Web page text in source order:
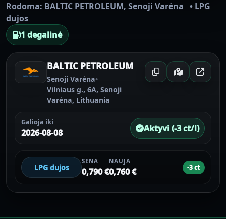
Rodoma: BALTIC PETROLEUM, Senoji Varėna • LPG
dujos
1 degalinė
BALTIC PETROLEUM
Senoji Varėna•
Vilniaus g., 6A, Senoji
Varėna, Lithuania
Galioja iki
2026-08-08 Aktyvi (-3 ct/l)
LPG dujos
SENA
0,790 €
NAUJA
0,760 € -3 ct